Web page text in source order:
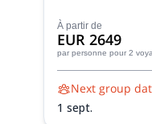
À partir de
EUR 2649
par personne pour 2
Next group
1 sept.